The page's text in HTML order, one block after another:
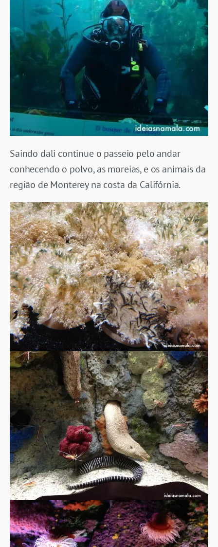
Saindo dali continue o passeio pelo andar
conhecendo o polvo, as moreias, e os animais da
região de Monterey na costa da Califórnia.